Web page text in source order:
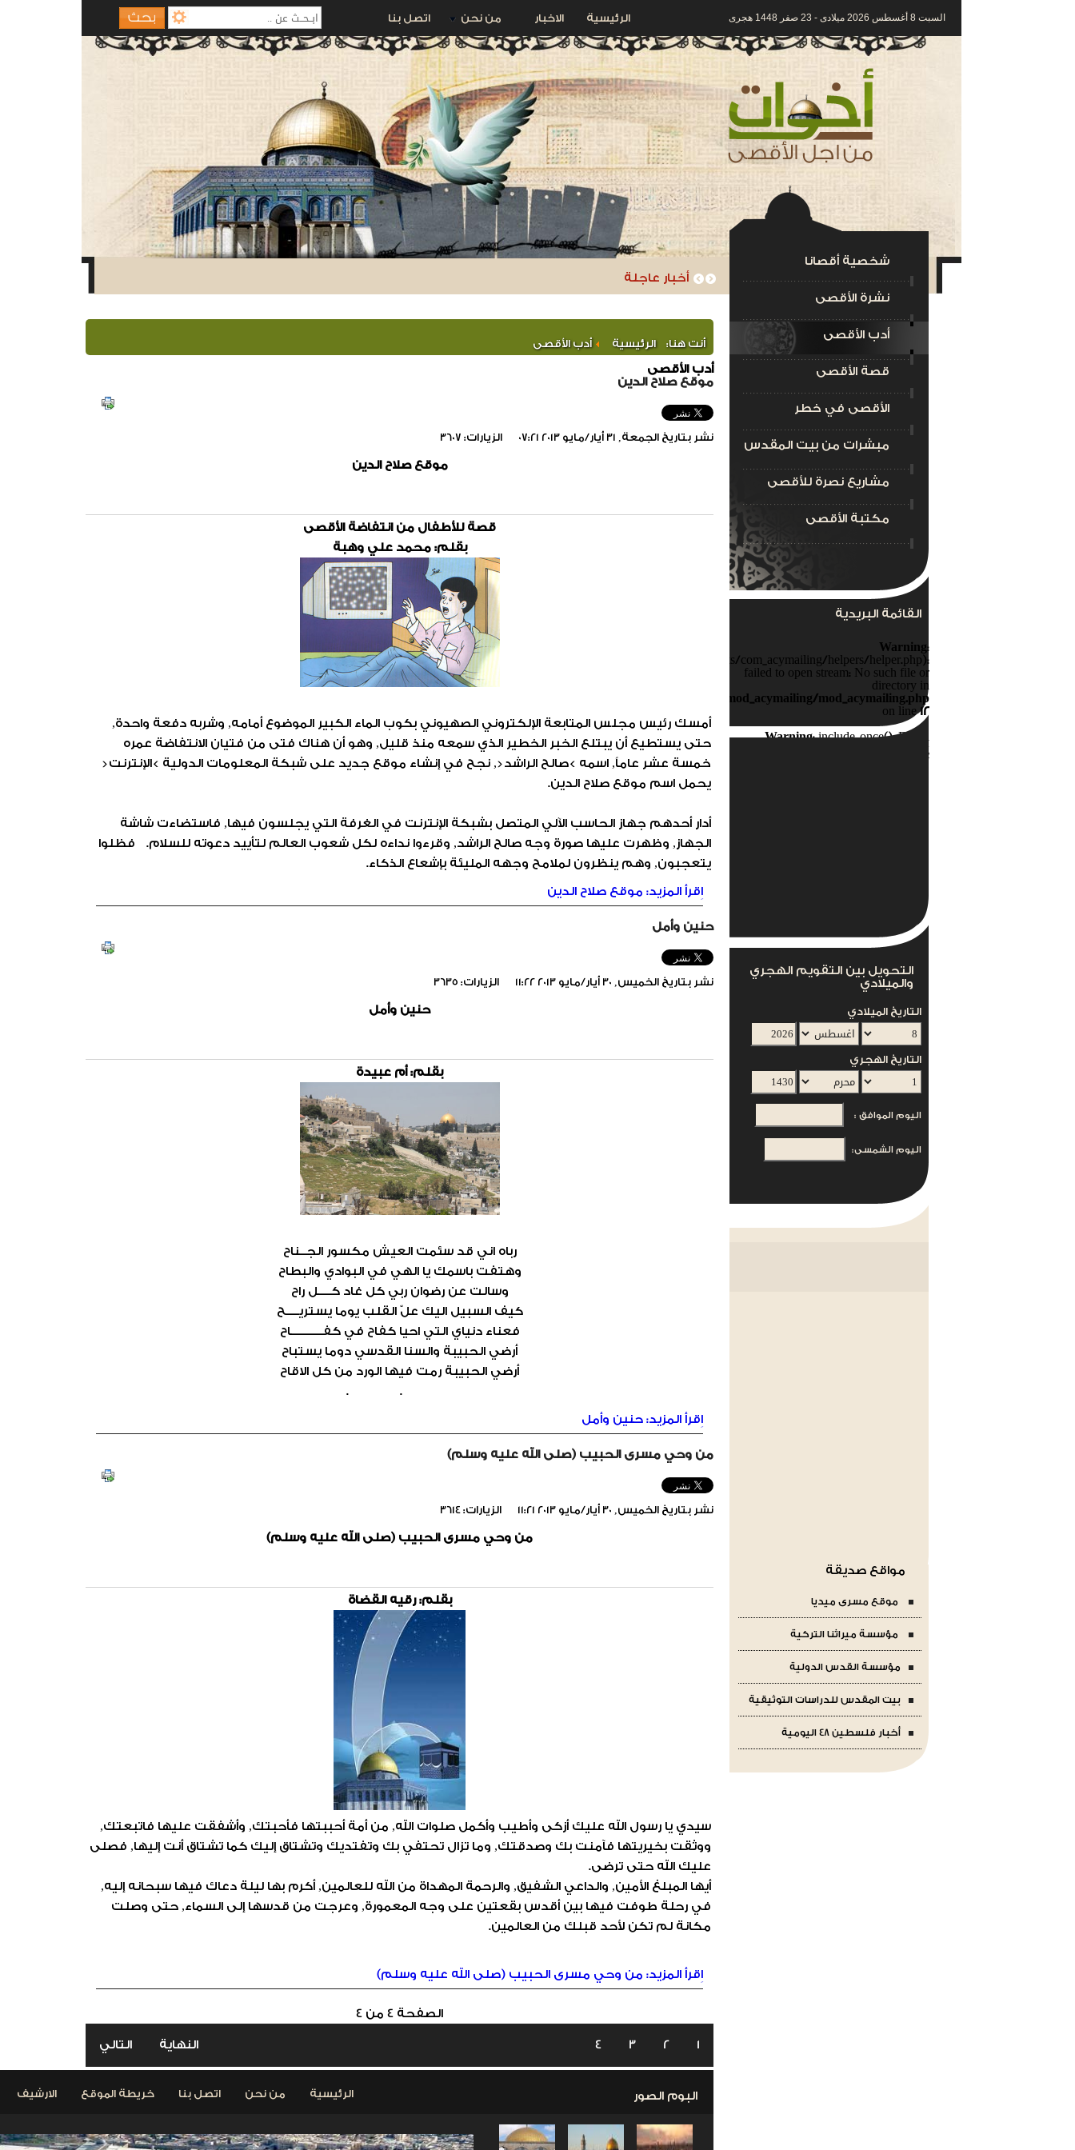
السبت 8 أغسطس 2026 ميلادى - 23 صفر 1448 هجرى الرئيسية الاخبار من نحن اتصل بنا
أخبار عاجلة
استبدال أحد أبواب المصلى القبلي بعد أن دمره جنود الاحتلال شخصية أقصانا
نشرة الأقصى
أدب الأقصى
قصة الأقصى
الأقصى في خطر
مبشرات من بيت المقدس
مشاريع نصرة للأقصى
مكتبة الأقصى
القائمة البريدية
Warning:
include_once(/home/foraqsa/public_html/administrator/components/com_acymailing/helpers/helper.php):
failed to open stream: No such file or
directory in
/home/foraqsa/public_html/modules/mod_acymailing/mod_acymailing.php
on line12
Warning: include_once(): Failed
opening
'/home/foraqsa/public_html/administrator/components/com_acymailing/helpers/helper.php'
التحويل بين التقويم الهجري
والميلادي
التاريخ الميلادي
التاريخ الهجري
اليوم الموافق :
اليوم الشمسى:
مواقع صديقة
موقع مسرى ميديا
مؤسسة ميراثنا التركية
مؤسسة القدس الدولية
بيت المقدس للدراسات التوثيقية
أخبار فلسطين 48 اليومية
أنت هنا: الرئيسية أدب الأقصى
أدب الأقصى
موقع صلاح الدين
نشر بتاريخ الجمعة, 31 أيار/مايو 2013 07:21 الزيارات: 3607
موقع صلاح الدين
قصة للأطفال من انتفاضة الأقصى
بقلم: محمد علي وهبة
أمسك رئيس مجلس المتابعة الإلكتروني الصهيوني بكوب الماء الكبير الموضوع أمامه, وشربه دفعة واحدة,
حتى يستطيع أن يبتلع الخبر الخطير الذي سمعه منذ قليل, وهو أن هناك فتى من فتيان الانتفاضة عمره
خمسة عشر عاماً, اسمه >صالح الراشد<, نجح في إنشاء موقع جديد على شبكة المعلومات الدولية >الإنترنت<
يحمل اسم موقع صلاح الدين.
أدار أحدهم جهاز الحاسب الآلي المتصل بشبكة الإنترنت في الغرفة التي يجلسون فيها, فاستضاءت شاشة
الجهاز, وظهرت عليها صورة وجه صالح الراشد, وقرءوا نداءه لكل شعوب العالم لتأييد دعوته للسلام. فظلوا
يتعجبون, وهم ينظرون لملامح وجهه المليئة بإشعاع الذكاء.
اِقرأ المزيد: موقع صلاح الدين
حنين وأمل
نشر بتاريخ الخميس, 30 أيار/مايو 2013 11:22 الزيارات: 3635
حنين وأمل
بقلم: أم عبيدة
رباه اني قد سئمت العيش مكسور الجــناح
وهتفت باسمك يا الهي في البوادي والبطاح
وسالت عن رضوان ربي كل غاد كــــل راح
كيف السبيل اليك علّ القلب يوما يستريــــح
فعناء دنياي التي احيا كفاح في كفــــــــــاح
أرضي الحبيبة والسنا القدسي دوما يستباح
أرضي الحبيبة رمت فيها الورد من كل الاقاح
. .
اِقرأ المزيد: حنين وأمل
من وحي مسرى الحبيب (صلى الله عليه وسلم)
نشر بتاريخ الخميس, 30 أيار/مايو 2013 11:21 الزيارات: 3614
من وحي مسرى الحبيب (صلى الله عليه وسلم)
بقلم: رقيه القضاة
سيدي يا رسول الله عليك أزكى وأطيب وأكمل صلوات الله, من أمة أحببتها فأحبتك, وأشفقت عليها فاتبعتك,
ووثقت بخيريتها فآمنت بك وصدقتك, وما تزال تحتفي بك وتفتديك وتشتاق إليك كما تشتاق أنت إليها, فصلى
عليك الله حتى ترضى.
أيها المبلغ الأمين, والداعي الشفيق, والرحمة المهداة من الله للعالمين, أكرم بها ليلة دعاك فيها سبحانه إليه,
في رحلة طوفت فيها بين أقدس بقعتين على وجه المعمورة, وعرجت من قدسها إلى السماء, حتى وصلت
مكانة لم تكن لأحد قبلك من العالمين.
اِقرأ المزيد: من وحي مسرى الحبيب (صلى الله عليه وسلم)
الصفحة 4 من 4
1
2
3
4 التالي النهاية
الرئيسية من نحن اتصل بنا خريطة الموقع الارشيف البوم الصور